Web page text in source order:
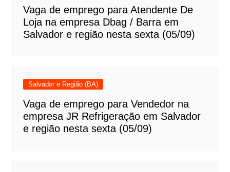
Vaga de emprego para Atendente De
Loja na empresa Dbag / Barra em
Salvador e região nesta sexta (05/09)
Salvador e Região (BA)
Vaga de emprego para Vendedor na
empresa JR Refrigeração em Salvador
e região nesta sexta (05/09)